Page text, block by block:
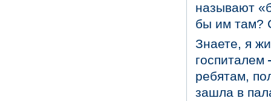
называют
бы им там?
Знаете, я
госпиталем
ребятам,
зашла в